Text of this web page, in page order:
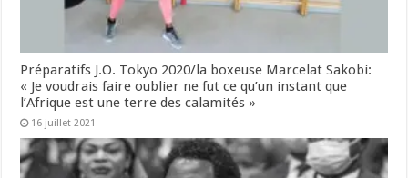
Préparatifs J.O. Tokyo 2020/la boxeuse Marcelat Sakobi:
« Je voudrais faire oublier ne fut ce qu’un instant que
l’Afrique est une terre des calamités »
16 juillet 2021